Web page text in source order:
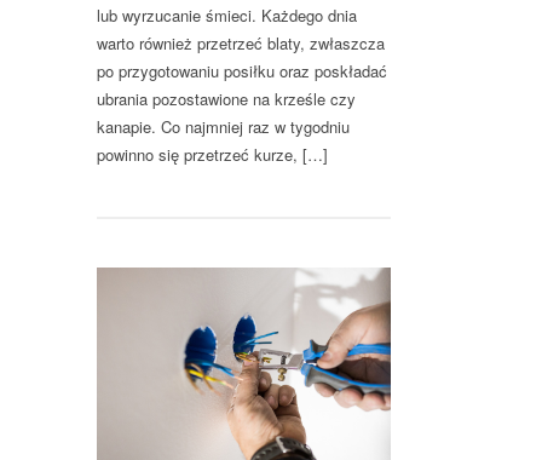
lub wyrzucanie śmieci. Każdego dnia
warto również przetrzeć blaty, zwłaszcza
po przygotowaniu posiłku oraz poskładać
ubrania pozostawione na krześle czy
kanapie. Co najmniej raz w tygodniu
powinno się przetrzeć kurze, […]